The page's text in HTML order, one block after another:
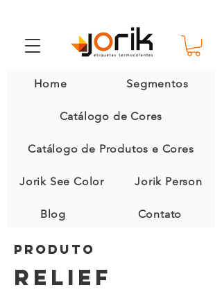
Home Segmentos
Catálogo de Cores
Catálogo de Produtos e Cores
Jorik See Color Jorik Person
Blog Contato
produto
RELIEF